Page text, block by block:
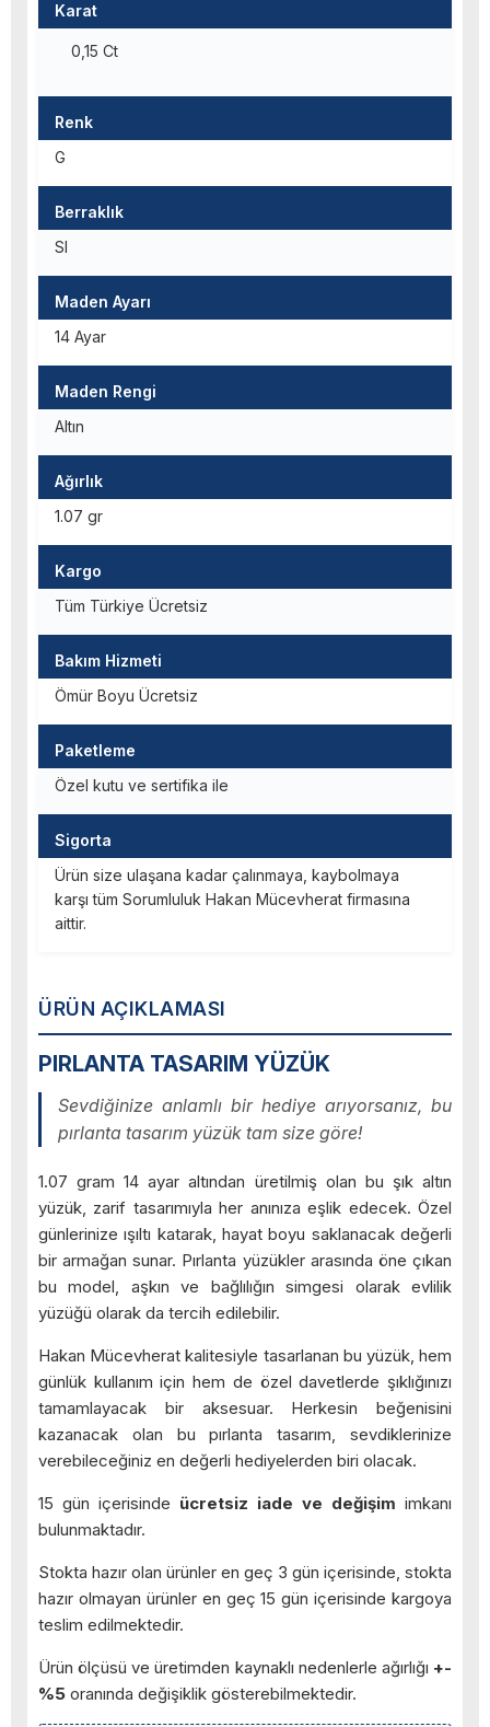
ÜRÜN AÇIKLAMASI
PIRLANTA TASARIM YÜZÜK
Sevdiğinize anlamlı bir hediye arıyorsanız, bu
pırlanta tasarım yüzük tam size göre!
1.07 gram 14 ayar altından üretilmiş olan bu şık altın
yüzük, zarif tasarımıyla her anınıza eşlik edecek. Özel
günlerinize ışıltı katarak, hayat boyu saklanacak değerli
bir armağan sunar. Pırlanta yüzükler arasında öne çıkan
bu model, aşkın ve bağlılığın simgesi olarak evlilik
yüzüğü olarak da tercih edilebilir.
Hakan Mücevherat kalitesiyle tasarlanan bu yüzük, hem
günlük kullanım için hem de özel davetlerde şıklığınızı
tamamlayacak bir aksesuar. Herkesin beğenisini
kazanacak olan bu pırlanta tasarım, sevdiklerinize
verebileceğiniz en değerli hediyelerden biri olacak.
15 gün içerisinde ücretsiz iade ve değişim imkanı
bulunmaktadır.
Stokta hazır olan ürünler en geç 3 gün içerisinde, stokta
hazır olmayan ürünler en geç 15 gün içerisinde kargoya
teslim edilmektedir.
Ürün ölçüsü ve üretimden kaynaklı nedenlerle ağırlığı +-
%5 oranında değişiklik gösterebilmektedir.
Karat
0,15 Ct
Renk
G
Berraklık
SI
Maden Ayarı
14 Ayar
Maden Rengi
Altın
Ağırlık
1.07 gr
Kargo
Tüm Türkiye Ücretsiz
Bakım Hizmeti
Ömür Boyu Ücretsiz
Paketleme
Özel kutu ve sertifika ile
Sigorta
Ürün size ulaşana kadar çalınmaya, kaybolmaya
karşı tüm Sorumluluk Hakan Mücevherat firmasına
aittir.